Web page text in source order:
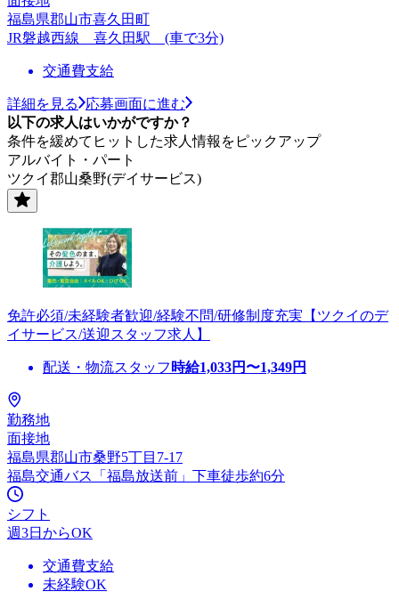
福島県郡山市喜久田町
JR磐越西線 喜久田駅 (車で3分)
交通費支給
詳細を見る
応募画面に進む
以下の求人はいかがですか？
条件を緩めてヒットした求人情報をピックアップ
アルバイト・パート
ツクイ郡山桑野(デイサービス)
免許必須/未経験者歓迎/経験不問/研修制度充実【ツクイのデ
イサービス/送迎スタッフ求人】
配送・物流スタッフ 時給1,033円〜1,349円
勤務地
面接地
福島県郡山市桑野5丁目7-17
福島交通バス「福島放送前」下車徒歩約6分
シフト
週3日からOK
交通費支給
未経験OK